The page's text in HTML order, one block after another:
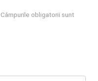
Câmpurile obligatorii sunt